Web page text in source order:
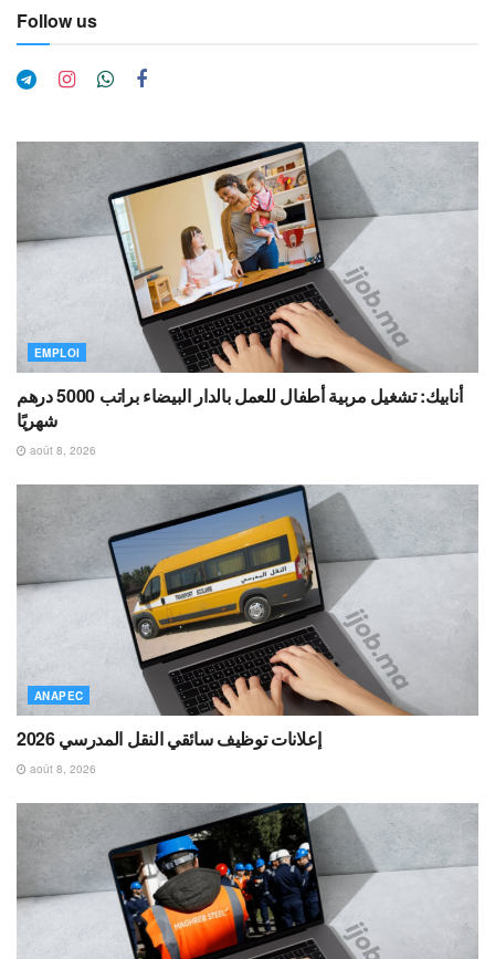
Follow us
EMPLOI
أنابيك: تشغيل مربية أطفال للعمل بالدار البيضاء براتب 5000 درهم
شهريًا
août 8, 2026
ANAPEC
إعلانات توظيف سائقي النقل المدرسي 2026
août 8, 2026